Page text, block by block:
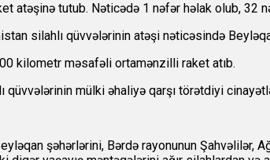
atəşinə tutub. Nəticədə 1 nəfər həlak olub,
silahlı qüvvələrinin atəşi nəticəsində
kilometr məsafəli ortamənzilli raket atıb.
qüvvələrinin mülki əhaliyə qarşı törətdiyi
şəhərlərini, Bərdə rayonunun Şahvəlilər,